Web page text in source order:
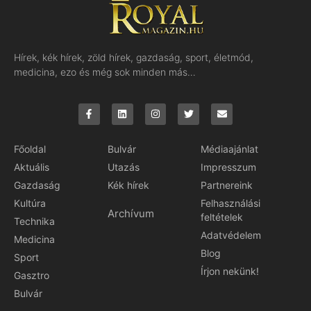
Hírek, kék hírek, zöld hírek, gazdaság, sport, életmód,
medicina, ezo és még sok minden más…
Főoldal
Aktuális
Gazdaság
Kultúra
Technika
Medicina
Sport
Gasztro
Bulvár
Bulvár
Utazás
Kék hírek
Archívum
Médiaajánlat
Impresszum
Partnereink
Felhasználási
feltételek
Adatvédelem
Blog
Írjon nekünk!